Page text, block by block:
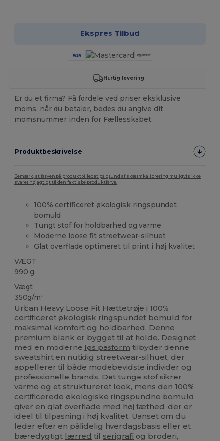
Ekspres Tilbud
Hurtig levering
Er du et firma? Få fordele ved priser eksklusive
moms, når du betaler, bedes du angive dit
momsnummer inden for Fællesskabet.
Produktbeskrivelse
Bemærk, at farven på produktbilledet på grund af skærmkalibrering muligvis ikke
svarer nøjagtigt til den faktiske produktfarve.
100% certificeret økologisk ringspundet
bomuld
Tungt stof for holdbarhed og varme
Moderne loose fit streetwear-silhuet
Glat overflade optimeret til print i høj kvalitet
VÆGT
990 g.
Vægt
350g/m²
Urban Heavy Loose Fit Hættetrøje i 100%
certificeret økologisk ringspundet bomuld for
maksimal komfort og holdbarhed. Denne
premium blank er bygget til at holde. Designet
med en moderne løs pasform tilbyder denne
sweatshirt en nutidig streetwear-silhuet, der
appellerer til både modebevidste individer og
professionelle brands. Det tunge stof sikrer
varme og et struktureret look, mens den 100%
certificerede økologiske ringspundne bomuld
giver en glat overflade med høj tæthed, der er
ideel til tilpasning i høj kvalitet. Uanset om du
leder efter en pålidelig hverdagsbasis eller et
bæredygtigt lærred til serigrafi og broderi,